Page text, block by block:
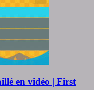
en vidéo | First